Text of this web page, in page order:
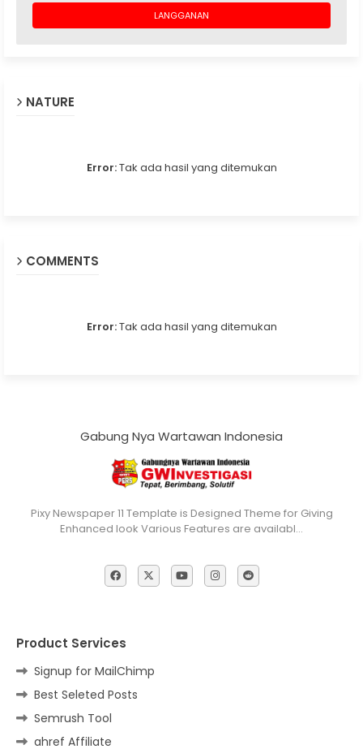
NATURE
Error:Tak ada hasil yang ditemukan
COMMENTS
Error:Tak ada hasil yang ditemukan
Gabung Nya Wartawan Indonesia
Pixy Newspaper 11 Template is Designed Theme for Giving
Enhanced look Various Features are availabl…
Product Services
Signup for MailChimp
Best Seleted Posts
Semrush Tool
ahref Affiliate